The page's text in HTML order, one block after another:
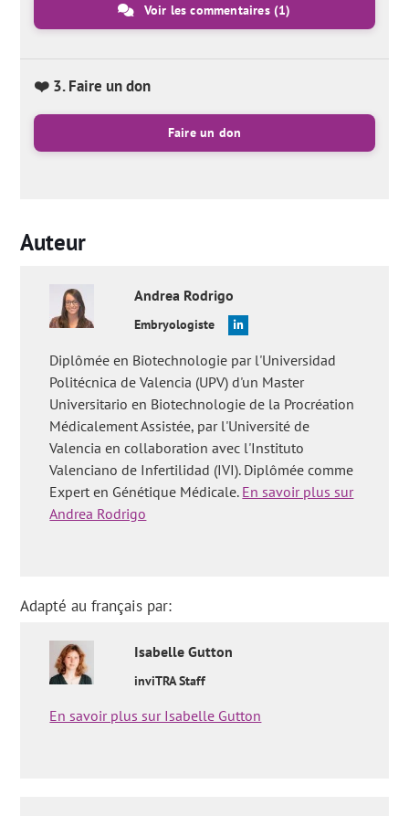
Voir les commentaires(1)
❤️ 3. Faire un don
Faire un don
Auteur
Andrea Rodrigo
Embryologiste
Diplômée en Biotechnologie par l'Universidad
Politécnica de Valencia (UPV) d'un Master
Universitario en Biotechnologie de la Procréation
Médicalement Assistée, par l'Université de
Valencia en collaboration avec l'Instituto
Valenciano de Infertilidad (IVI). Diplômée comme
Expert en Génétique Médicale. En savoir plus sur
Andrea Rodrigo
Adapté au français par:
Isabelle Gutton
inviTRA Staff
En savoir plus sur Isabelle Gutton